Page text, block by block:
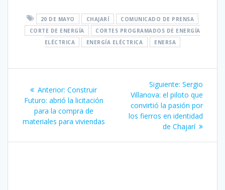
20 DE MAYO CHAJARÍ
COMUNICADO DE PRENSA
CORTE DE ENERGÍA
CORTES PROGRAMADOS DE ENERGÍA
ELÉCTRICA
ENERGÍA ELÉCTRICA ENERSA
de
entradas
Anterior: Entrada
anterior:
Construir
Futuro: abrió la licitación
para la compra de
materiales para viviendas
Siguiente: Siguiente
entrada:
Sergio
Villanova: el piloto que
convirtió la pasión por
los fierros en identidad
de Chajarí